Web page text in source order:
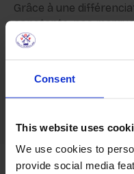
Consent
This website uses
We use cookies to
provide social media
Grâce à une
constante, nos
compétitifs sur leurs
marques établies -
marques privées
Certifié selon les
Disponible dans
bouteilles, canettes,